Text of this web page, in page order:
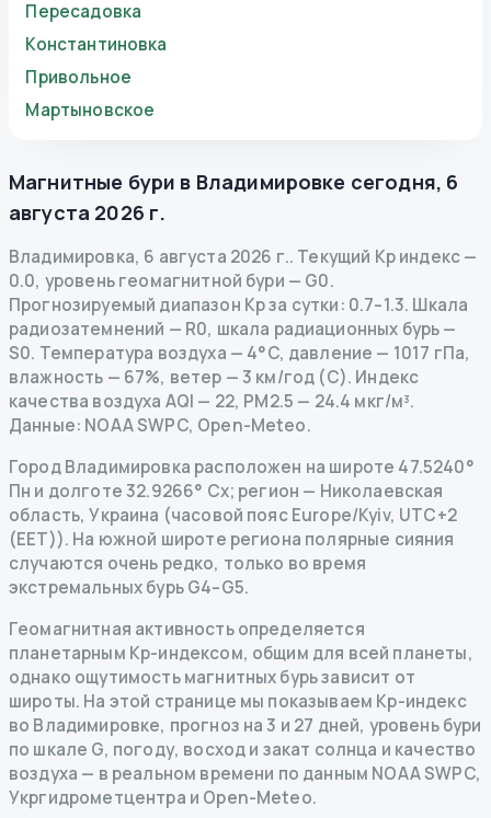
Пересадовка
Константиновка
Привольное
Мартыновское
Магнитные бури в Владимировке сегодня, 6
августа 2026 г.
Владимировка, 6 августа 2026 г.. Текущий Kp индекс—
0.0, уровень геомагнитной бури — G0.
Прогнозируемый диапазон Kp за сутки: 0.7–1.3. Шкала
радиозатемнений — R0, шкала радиационных бурь—
S0. Температура воздуха — 4°C, давление — 1017 гПа,
влажность — 67%, ветер — 3 км/год (С). Индекс
качества воздуха AQI — 22, PM2.5 — 24.4 мкг/м³.
Данные: NOAA SWPC, Open-Meteo.
Город Владимировка расположен на широте 47.5240°
Пн и долготе 32.9266° Сх; регион — Николаевская
область, Украина (часовой пояс Europe/Kyiv, UTC+2
(EET)). На южной широте региона полярные сияния
случаются очень редко, только во время
экстремальных бурь G4–G5.
Геомагнитная активность определяется
планетарным Kp-индексом, общим для всей планеты,
однако ощутимость магнитных бурь зависит от
широты. На этой странице мы показываем Kp-индекс
во Владимировке, прогноз на 3 и 27 дней, уровень бури
по шкале G, погоду, восход и закат солнца и качество
воздуха — в реальном времени по данным NOAA SWPC,
Укргидрометцентра и Open-Meteo.